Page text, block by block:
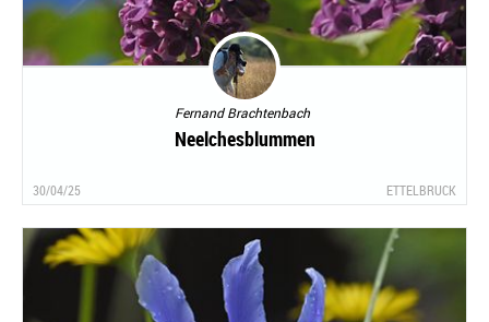
Fernand Brachtenbach
Neelchesblummen
30/04/25 ETTELBRUCK